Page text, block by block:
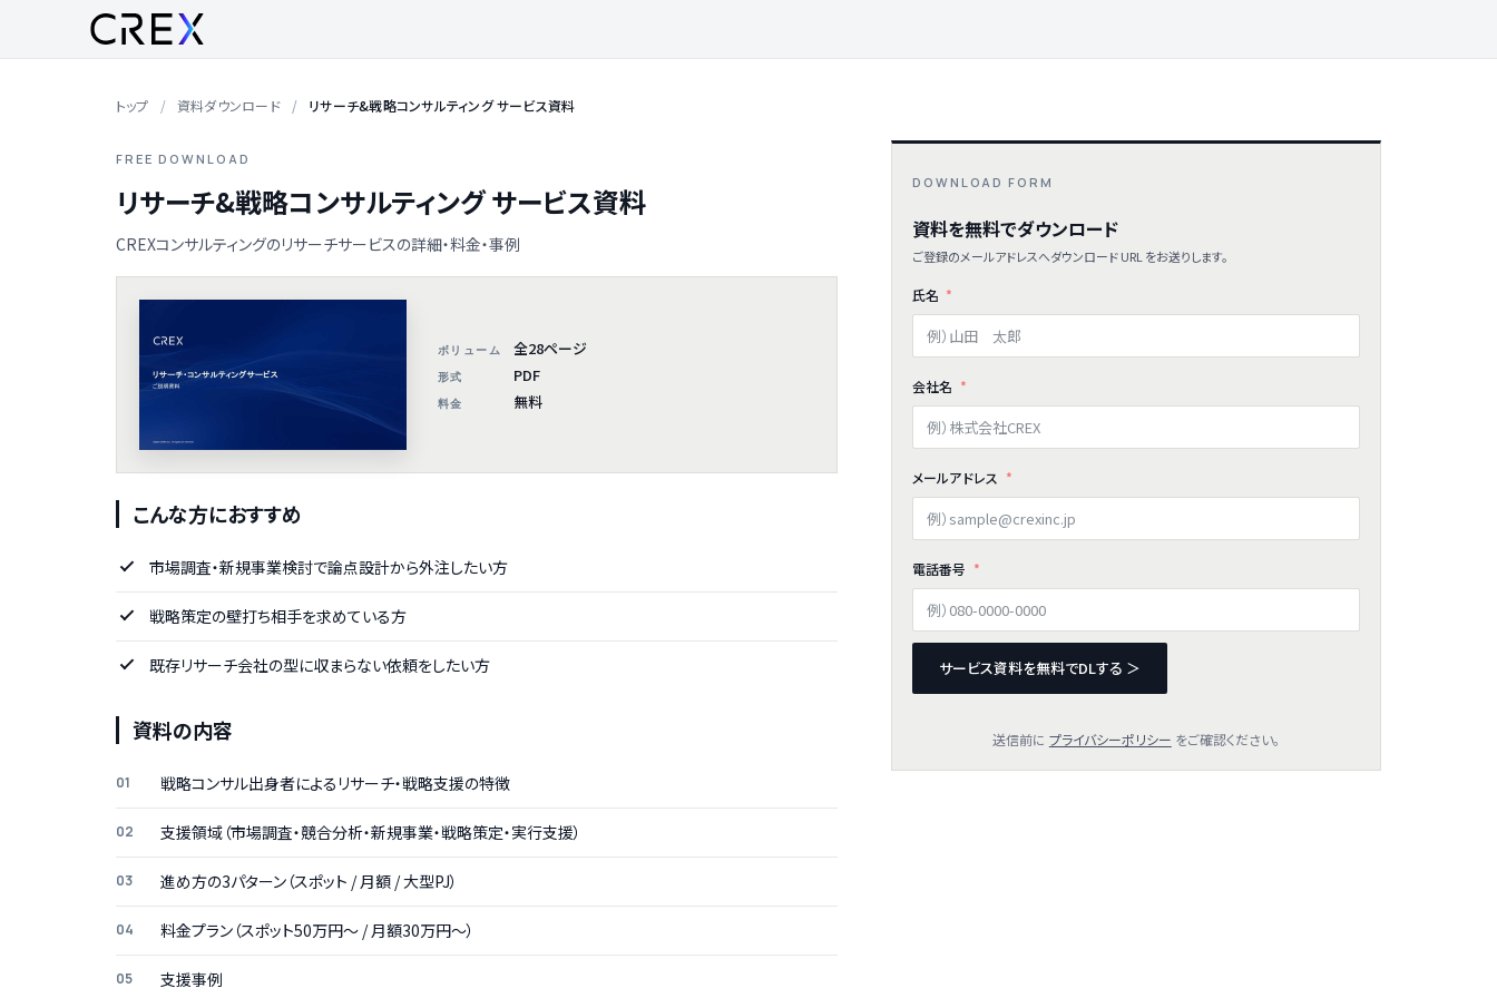
トップ 資料ダウンロード リサーチ&戦略コンサルティング サービス資料
FREE DOWNLOAD
リサーチ&戦略コンサルティング サービス資料
CREXコンサルティングのリサーチサービスの詳細・料金・事例
ボリューム 全28ページ
形式 PDF
料金 無料
DOWNLOAD FORM
資料を無料でダウンロード
ご登録のメールアドレスへダウンロード URL をお送りします。
氏名
会社名
メールアドレス
電話番号
サービス資料を無料でDLする ＞
送信前に プライバシーポリシー をご確認ください。
こんな方におすすめ
市場調査・新規事業検討で論点設計から外注したい方
戦略策定の壁打ち相手を求めている方
既存リサーチ会社の型に収まらない依頼をしたい方
資料の内容
戦略コンサル出身者によるリサーチ・戦略支援の特徴
支援領域（市場調査・競合分析・新規事業・戦略策定・実行支援）
進め方の3パターン（スポット / 月額 / 大型PJ）
料金プラン（スポット50万円〜 / 月額30万円〜）
支援事例